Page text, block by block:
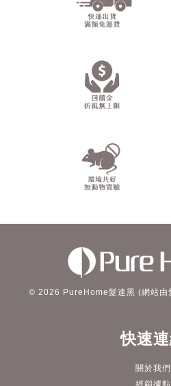
© 2026 PureHome髮速黑 (網站由
快速
關於我們
經銷據點